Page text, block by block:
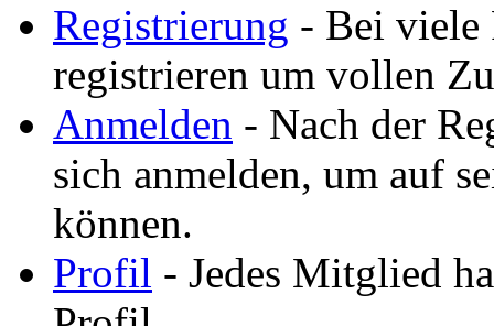
Registrierung - Bei viele
registrieren um vollen
Anmelden - Nach der
sich anmelden, um auf
können.
Profil - Jedes Mitglied